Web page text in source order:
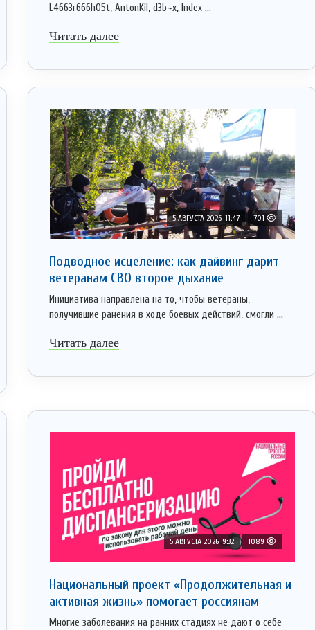
L4663r666h05t, AntonKil, d3b~x, Index ...
Читать далее
5 АВГУСТА 2026, 11:47 701
Подводное исцеление: как дайвинг дарит
ветеранам СВО второе дыхание
Инициатива направлена на то, чтобы ветераны,
получившие ранения в ходе боевых действий, смогли ...
Читать далее
5 АВГУСТА 2026, 9:32 1089
Национальный проект «Продолжительная и
активная жизнь» помогает россиянам
Многие заболевания на ранних стадиях не дают о себе